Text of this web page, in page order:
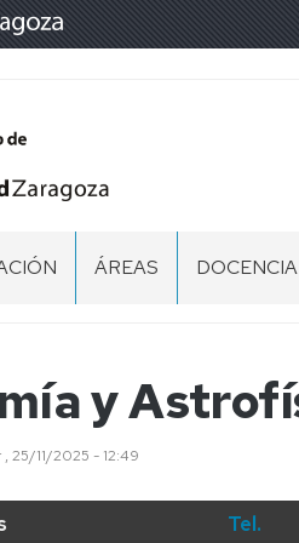
ÁREAS
Y
NUCLEAR
FÍSICA
DOCENCIA
GRADO
GRADO
y
, 25/11/2025 - 12:49
Tel.